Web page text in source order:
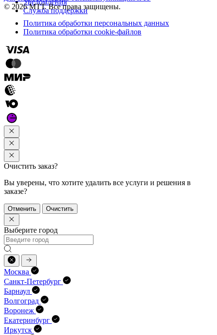
Уведомления
Служба поддержки
© 2026 МТТ. Все права защищены.
Политика обработки персональных данных
Политика обработки cookie-файлов
Очистить заказ?
Вы уверены, что хотите удалить все услуги и решения в
заказе?
Отменить Очистить
Выберите город
Москва
Санкт-Петербург
Барнаул
Волгоград
Воронеж
Екатеринбург
Иркутск